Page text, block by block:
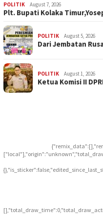
POLITIK August 7, 2026
Plt. Bupati Kolaka
POLITIK August 5, 2026
Dari Jembatan
POLITIK August 1, 2026
Ketua Komisi II